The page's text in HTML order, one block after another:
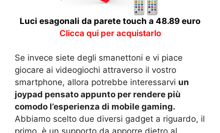
Luci esagonali da parete touch a 48.89 euro
Clicca qui per acquistarlo
Se invece siete degli smanettoni e vi piace
giocare ai videogiochi attraverso il vostro
smartphone, allora potrebbe interessarvi un
joypad pensato appunto per rendere più
comodo l’esperienza di mobile gaming.
Abbiamo scelto due diversi gadget a riguardo, il